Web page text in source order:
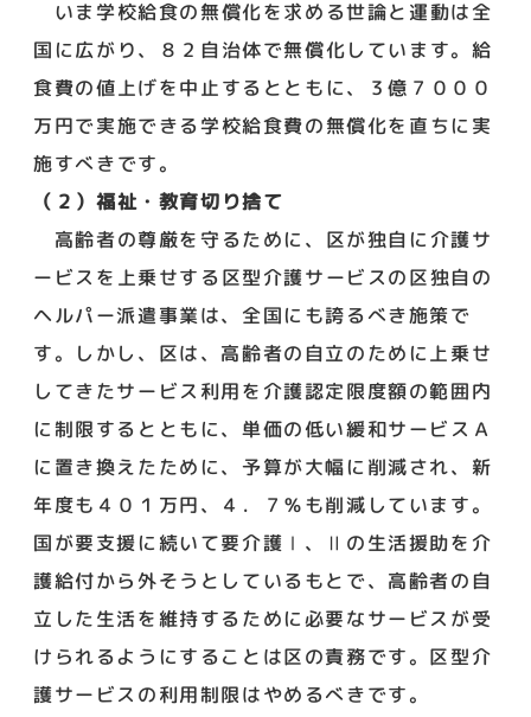
いま学校給食の無償化を求める世論と運動は全
国に広がり、８２自治体で無償化しています。給
食費の値上げを中止するとともに、３億７０００
万円で実施できる学校給食費の無償化を直ちに実
施すべきです。
（２）福祉・教育切り捨て
高齢者の尊厳を守るために、区が独自に介護サ
ービスを上乗せする区型介護サービスの区独自の
ヘルパー派遣事業は、全国にも誇るべき施策で
す。しかし、区は、高齢者の自立のために上乗せ
してきたサービス利用を介護認定限度額の範囲内
に制限するとともに、単価の低い緩和サービスＡ
に置き換えたために、予算が大幅に削減され、新
年度も４０１万円、４．７％も削減しています。
国が要支援に続いて要介護Ⅰ、Ⅱの生活援助を介
護給付から外そうとしているもとで、高齢者の自
立した生活を維持するために必要なサービスが受
けられるようにすることは区の責務です。区型介
護サービスの利用制限はやめるべきです。